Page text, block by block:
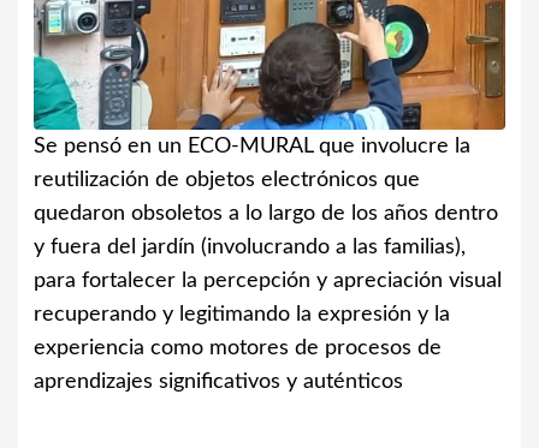
Se pensó en un ECO-MURAL que involucre la
reutilización de objetos electrónicos que
quedaron obsoletos a lo largo de los años dentro
y fuera del jardín (involucrando a las familias),
para fortalecer la percepción y apreciación visual
recuperando y legitimando la expresión y la
experiencia como motores de procesos de
aprendizajes significativos y auténticos